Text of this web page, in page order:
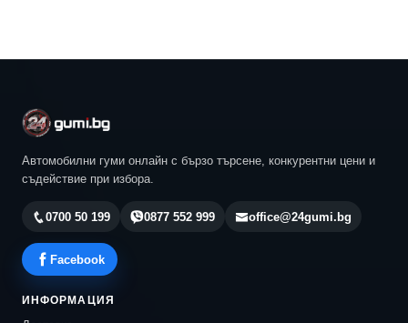
Автомобилни гуми онлайн с бързо търсене, конкурентни цени и
съдействие при избора.
0700 50 199 0877 552 999 office@24gumi.bg
Facebook
ИНФОРМАЦИЯ